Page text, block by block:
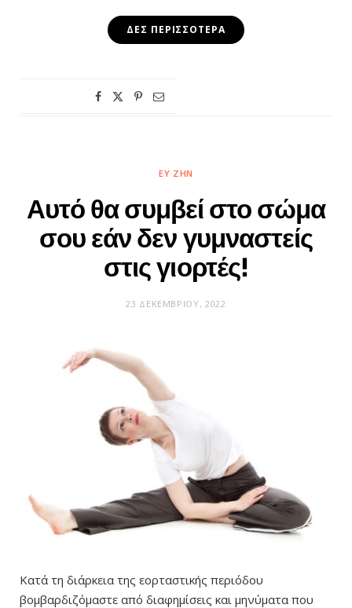
ΔΕΣ ΠΕΡΙΣΣΌΤΕΡΑ
ΕΥ ΖΗΝ
Αυτό θα συμβεί στο σώμα
σου εάν δεν γυμναστείς
στις γιορτές!
23 ΔΕΚΕΜΒΡΊΟΥ, 2022
Κατά τη διάρκεια της εορταστικής περιόδου
βομβαρδιζόμαστε από διαφημίσεις και μηνύματα που